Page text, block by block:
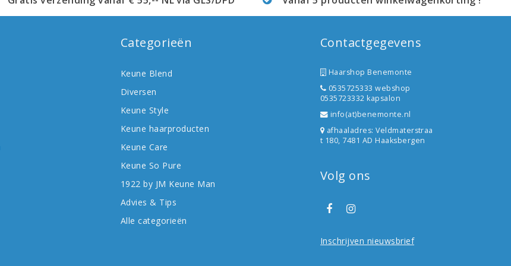
Categorieën
Keune Blend
Diversen
Keune Style
Keune haarproducten
Keune Care
Keune So Pure
1922 by JM Keune Man
Advies & Tips
Alle categorieën
Contactgegevens
Haarshop Benemonte
0535725333 webshop
0535723332 kapsalon
info(at)benemonte.nl
afhaaladres: Veldmaterstraa
t 180, 7481 AD Haaksbergen
Volg ons
Inschrijven nieuwsbrief